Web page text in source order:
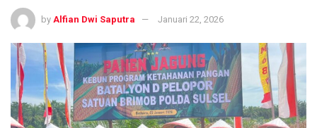
by Alfian Dwi Saputra Januari 22, 2026